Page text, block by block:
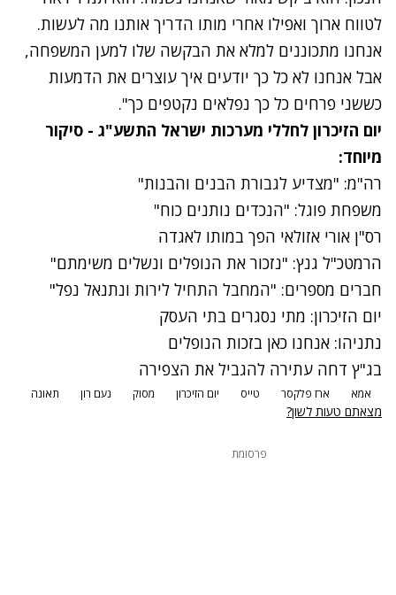
לטווח ארוך ואפילו אחרי מותו הדריך אותנו מה לעשות.
אנחנו מתכוננים למלא את הבקשה שלו למען המשפחה,
אבל אנחנו לא כל כך יודעים איך עוצרים את הדמעות
כששני פרחים כל כך נפלאים נקטפים כך".
יום הזיכרון לחללי מערכות ישראל התשע"ג - סיקור
מיוחד:
רה"מ: "מצדיע לגבורת הבנים והבנות"
משפחת פוגל: "הנכדים נותנים כוח"
רס"ן אורי אזולאי הפך במותו לאגדה
הרמטכ"ל גנץ: "נזכור את הנופלים ונשלים משימתם"
חברים מספרים: "המחבל התחיל לירות ונתנאל נפל"
יום הזיכרון: מתי נסגרים בתי העסק
נתניהו: אנחנו כאן בזכות הנופלים
בג"ץ דחה עתירה להגביל את הצפירה
אמא ארז פלקסר טייס יום הזיכרון מסוק נעם רון תאונה
מצאתם טעות לשון?
פרסומת